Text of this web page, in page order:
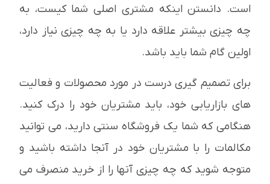
است. دانستن اینکه مشتری اصلی شما کیست، به
چه چیزی بیشتر علاقه دارد یا به چه چیزی نیاز دارد،
اولین گام شما باید باشد.
برای تصمیم گیری درست در مورد محصولات و فعالیت
های بازاریابی خود، باید مشتریان خود را درک کنید.
هنگامی که شما یک فروشگاه سنتی دارید، می توانید
مکالمات را با مشتریان خود در آنجا داشته باشید و
متوجه شوید که چه چیزی آنها را از خرید منصرف می